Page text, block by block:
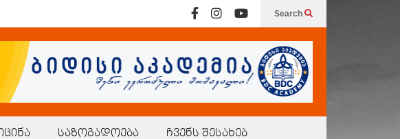
Search
საზოგადოება ჩვენს შესახებ